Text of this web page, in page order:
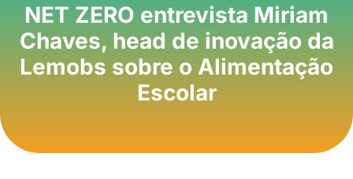
NET ZERO entrevista Miriam
Chaves, head de inovação da
Lemobs sobre o Alimentação
Escolar